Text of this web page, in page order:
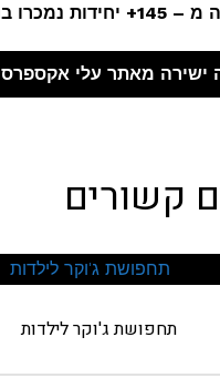
נמכרו בחנות!
ישירה מאתר עלי אקספרס
קשורים
תחפושת ג'וקר לילדות